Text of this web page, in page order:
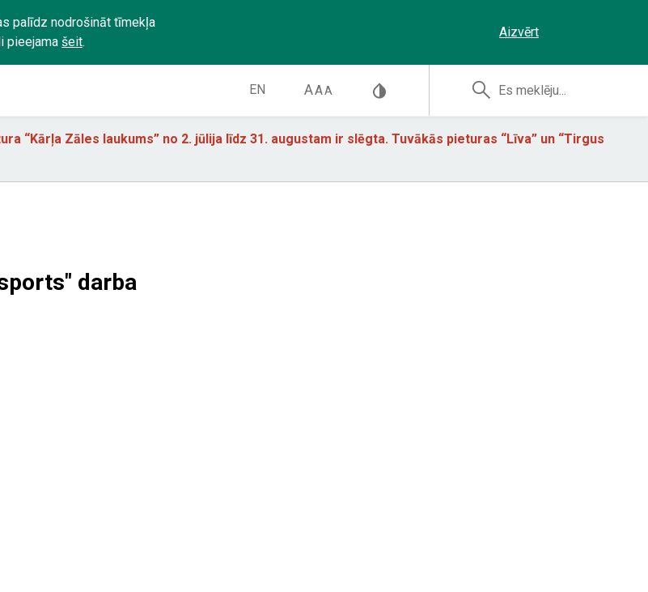
palīdz nodrošināt tīmekļa
pieejama šeit.
Aizvērt
EN AAA
“Kārļa Zāles laukums” no 2. jūlija līdz 31. augustam ir slēgta. Tuvākās pieturas “Līva” un “Tirgus
darba